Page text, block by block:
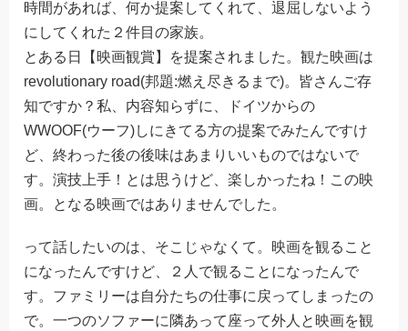
時間があれば、何か提案してくれて、退屈しないよう
にしてくれた２件目の家族。
とある日【映画観賞】を提案されました。観た映画は
revolutionary road(邦題:燃え尽きるまで)。皆さんご存
知ですか？私、内容知らずに、ドイツからの
WWOOF(ウーフ)しにきてる方の提案でみたんですけ
ど、終わった後の後味はあまりいいものではないで
す。演技上手！とは思うけど、楽しかったね！この映
画。となる映画ではありませんでした。
って話したいのは、そこじゃなくて。映画を観ること
になったんですけど、２人で観ることになったんで
す。ファミリーは自分たちの仕事に戻ってしまったの
で。一つのソファーに隣あって座って外人と映画を観